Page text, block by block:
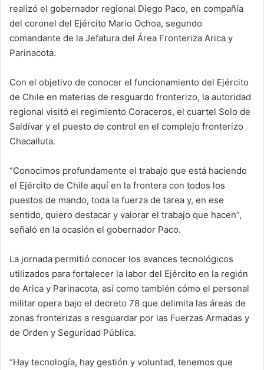
realizó el gobernador regional Diego Paco, en compañía
del coronel del Ejército Mario Ochoa, segundo
comandante de la Jefatura del Área Fronteriza Arica y
Parinacota.
Con el objetivo de conocer el funcionamiento del Ejército
de Chile en materias de resguardo fronterizo, la autoridad
regional visitó el regimiento Coraceros, el cuartel Solo de
Saldívar y el puesto de control en el complejo fronterizo
Chacalluta.
“Conocimos profundamente el trabajo que está haciendo
el Ejército de Chile aquí en la frontera con todos los
puestos de mando, toda la fuerza de tarea y, en ese
sentido, quiero destacar y valorar el trabajo que hacen”,
señaló en la ocasión el gobernador Paco.
La jornada permitió conocer los avances tecnológicos
utilizados para fortalecer la labor del Ejército en la región
de Arica y Parinacota, así como también cómo el personal
militar opera bajo el decreto 78 que delimita las áreas de
zonas fronterizas a resguardar por las Fuerzas Armadas y
de Orden y Seguridad Pública.
“Hay tecnología, hay gestión y voluntad, tenemos que